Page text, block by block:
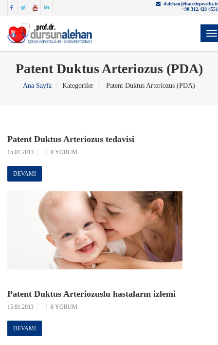
dalehan@hacettepe.edu.tr
+90 312.428 4551
Patent Duktus Arteriozus (PDA)
Ana Sayfa Kategoriler Patent Duktus Arteriozus (PDA)
Patent Duktus Arteriozus tedavisi
15.01.2013 0 YORUM
DEVAMI
Patent Duktus Arteriozuslu hastaların izlemi
15.01.2013 0 YORUM
DEVAMI